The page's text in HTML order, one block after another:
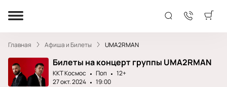
Главная Афиша и Билеты UMA2RMAN
Билеты на концерт группы UMA2RMAN
ККТ Космос Поп
12+
27 окт. 2024
19:00